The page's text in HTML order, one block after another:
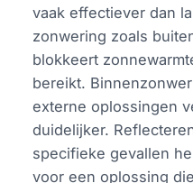
vaak effectiever dan
zonwering zoals
blokkeert
bereikt.
externe oplossingen
duidelijker.
specifieke gevallen
voor een oplossing